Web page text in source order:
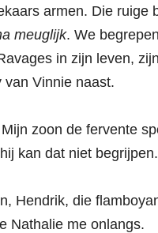
armen. Die ruige
meuglijk. We
in zijn leven,
van Vinnie naast.
zoon de fervente
kan dat niet
Hendrik, die
Nathalie me onlangs.